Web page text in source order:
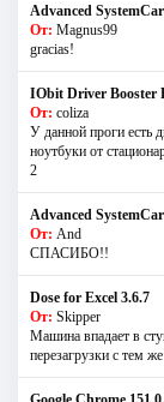
Advanced
От: Magnus99
gracias!
IObit Driver Booster
От: coliza
У данной проги есть
ноутбуки от
2
Advanced
От: And
СПАСИБО!!
Dose for Excel 3.6.7
От: Skipper
Машина впадает в
перезагрузки с тем